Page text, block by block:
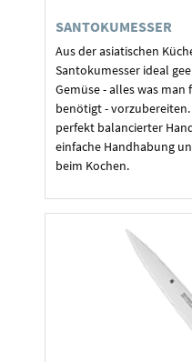
SANTOKUMESSER
Aus der asiatischen
Santokumesser ideal
Gemüse - alles was man
benötigt -
perfekt balancierter
einfache Handhabung
beim Kochen.